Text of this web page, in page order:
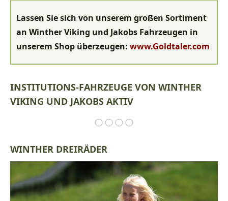
Lassen Sie sich von unserem großen Sortiment
an Winther Viking und Jakobs Fahrzeugen in
unserem Shop überzeugen: www.Goldtaler.com
INSTITUTIONS-FAHRZEUGE VON WINTHER
VIKING UND JAKOBS AKTIV
WINTHER DREIRÄDER